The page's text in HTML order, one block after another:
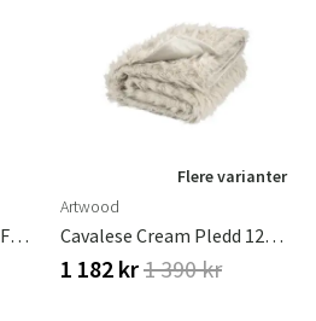
Fotoalbum - Family And Friends
Flere varianter
Artwood
Cavalese Cream Pledd 127x150 Cm
1 182 kr1 390 kr